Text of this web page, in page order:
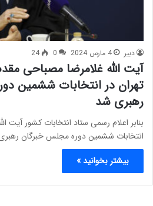
دبیر 4 مارس 2024 0
24
آیت الله غلامرضا مصباحی
تهران در انتخابات ششمین
رهبری شد
بنابر اعلام رسمی ستاد انتخابات کشور آیت
انتخابات ششمین دوره مجلس خبرگان
بیشتر بخوانید »